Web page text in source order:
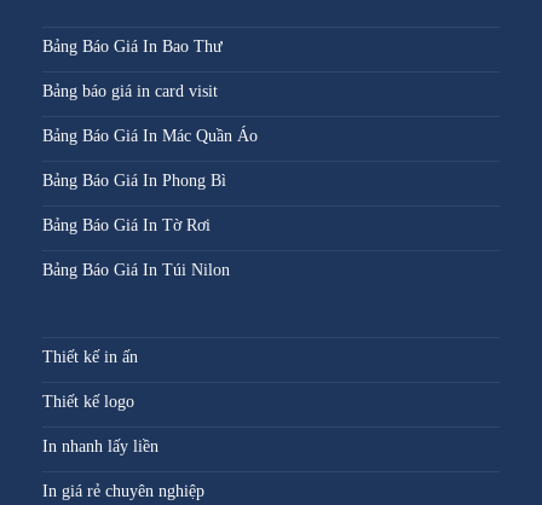
Bảng Báo Giá In Bao Thư
Bảng báo giá in card visit
Bảng Báo Giá In Mác Quần Áo
Bảng Báo Giá In Phong Bì
Bảng Báo Giá In Tờ Rơi
Bảng Báo Giá In Túi Nilon
Thiết kế in ấn
Thiết kế logo
In nhanh lấy liền
In giá rẻ chuyên nghiệp